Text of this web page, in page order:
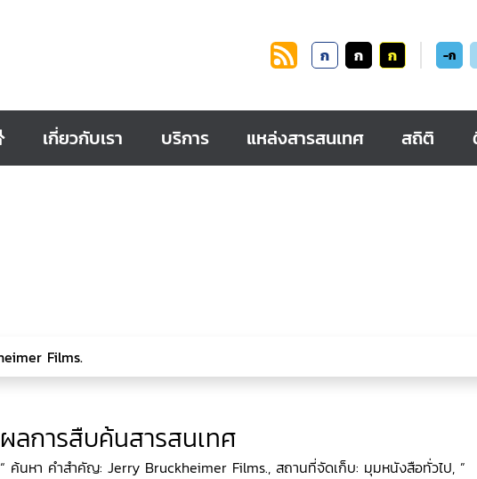
ก ก ก -ก
เกี่ยวกับเรา บริการ แหล่งสารสนเทศ สถิติ
ผลการสืบค้นสารสนเทศ
“ ค้นหา คำสำคัญ: Jerry Bruckheimer Films., สถานที่จัดเก็บ: มุมหนังสือทั่วไป, ”